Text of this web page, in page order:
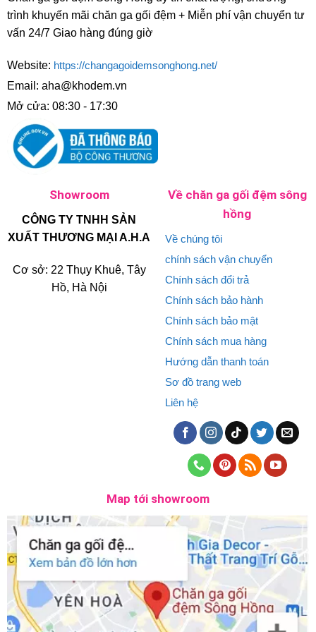
trình khuyến mãi chăn ga gối đệm + Miễn phí vận chuyển tư
vấn 24/7 Giao hàng đúng giờ
Website: https://changagoidemsonghong.net/
Email: aha@khodem.vn
Mở cửa: 08:30 - 17:30
Showroom
CÔNG TY TNHH SẢN
XUẤT THƯƠNG MẠI A.H.A
Cơ sở: 22 Thụy Khuê, Tây
Hồ, Hà Nội
Về chăn ga gối đệm sông
hồng
Về chúng tôi
chính sách vận chuyển
Chính sách đổi trả
Chính sách bảo hành
Chính sách bảo mật
Chính sách mua hàng
Hướng dẫn thanh toán
Sơ đồ trang web
Liên hệ
Map tới showroom